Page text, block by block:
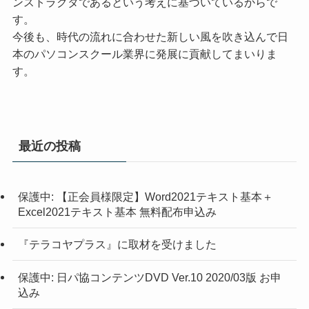
す。
今後も、時代の流れに合わせた新しい風を吹き込んで日
本のパソコンスクール業界に発展に貢献してまいりま
す。
最近の投稿
保護中: 【正会員様限定】Word2021テキスト基本＋
Excel2021テキスト基本 無料配布申込み
『テラコヤプラス』に取材を受けました
保護中: 日パ協コンテンツDVD Ver.10 2020/03版 お申
込み